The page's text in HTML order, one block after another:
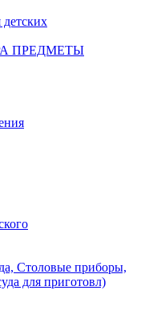
ПРЕДМЕТЫ
Столовые приборы,
для приготовл)